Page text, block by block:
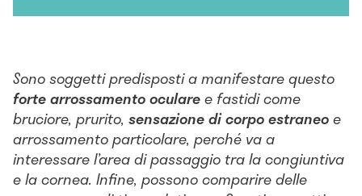
Sono soggetti predisposti a manifestare questo
forte arrossamento ocularee fastidi come
bruciore, prurito, sensazione di corpo estraneoe
arrossamento particolare, perché va a
interessare l’area di passaggio tra la congiuntiva
e la cornea. Infine, possono comparire delle